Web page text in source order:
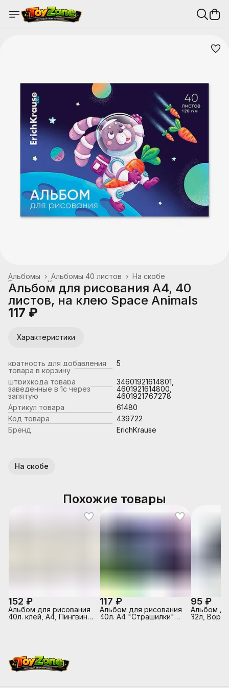
На скобе
Альбомы 40 листов ›
Альбомы ›
Канцтовары, школьные принадлежности
Главная
Альбом для рисования А4, 40
листов, на клею Space Animals
117 ₽
Характеристики
кратность для добавления
товара в корзину
5
штрихкода товара
заведенные в 1с через
запятую
34601921614801,
4601921614800,
4601921767278
Артикул товара
61480
Код товара
439722
Бренд
ErichKrause
На скобе
Похожие товары
152 ₽
Альбом для рисования
40л. клей, А4, Пингвины
117 ₽
Альбом для рисования
40л. А4 "Страшилки"
95 ₽
Альбом д/
32л,